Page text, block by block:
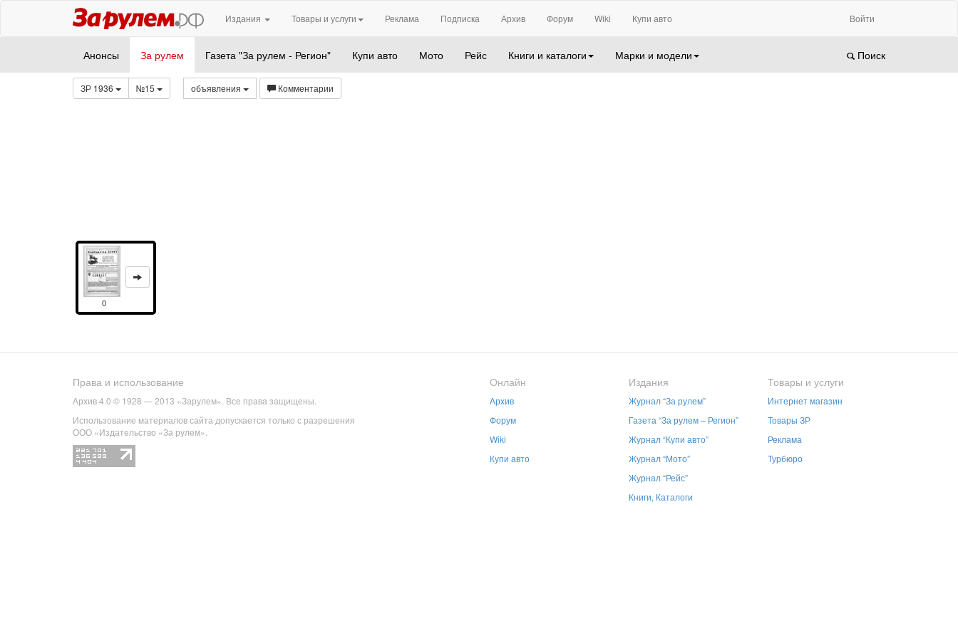
Издания Товары и услуги Реклама Подписка Архив Форум Wiki Купи авто Войти
Анонсы За рулем Газета "За рулем - Регион" Купи авто Мото Рейс Книги и каталоги Марки и модели Поиск
ЗР 1936 №15 объявления Комментарии
0
Права и использование
Архив 4.0 © 1928 — 2013 «Зарулем». Все права защищены.
Использование материалов сайта допускается только с разрешения
ООО «Издательство «За рулем».
Онлайн
Архив
Форум
Wiki
Купи авто
Издания
Журнал “За рулем”
Газета “За рулем – Регион”
Журнал “Купи авто”
Журнал “Мото”
Журнал “Рейс”
Книги, Каталоги
Товары и услуги
Интернет магазин
Товары ЗР
Реклама
Турбюро